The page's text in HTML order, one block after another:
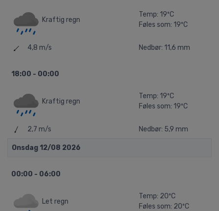
Kraftig regn
Temp: 19ºC
Føles som: 19ºC
4,8 m/s Nedbør: 11,6 mm
18:00 - 00:00
Kraftig regn
Temp: 19ºC
Føles som: 19ºC
2,7 m/s Nedbør: 5,9 mm
Onsdag 12/08 2026
00:00 - 06:00
Let regn
Temp: 20ºC
Føles som: 20ºC